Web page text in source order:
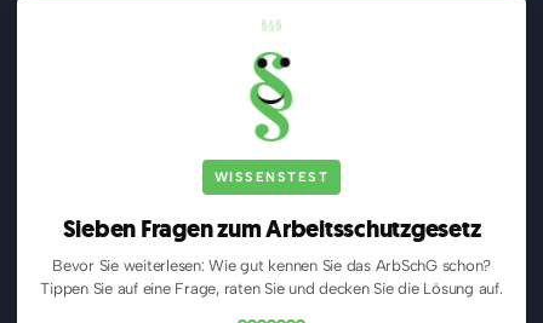
§§§
§
WISSENSTEST
Sieben Fragen zum Arbeitsschutzgesetz
Bevor Sie weiterlesen: Wie gut kennen Sie das ArbSchG schon?
Tippen Sie auf eine Frage, raten Sie und decken Sie die Lösung auf.